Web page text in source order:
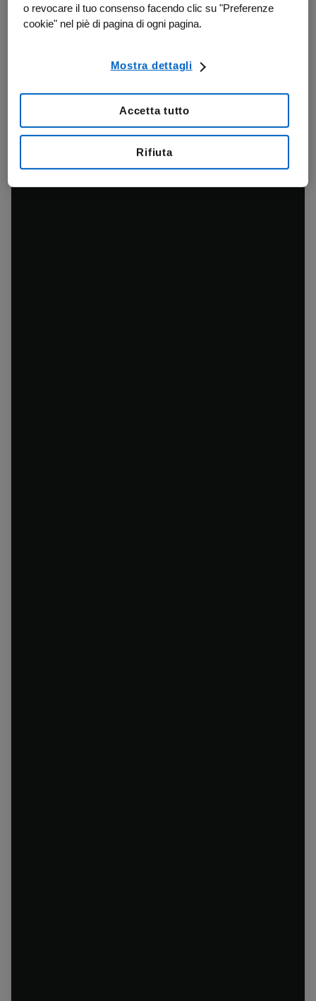
o revocare il tuo consenso facendo clic su "Preferenze
cookie" nel piè di pagina di ogni pagina.
Mostra dettagli
Rifiuta
Accetta tutto